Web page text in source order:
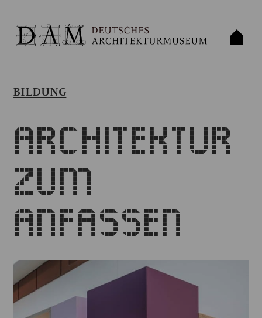
BILDUNG
Architektur
zum
Anfassen